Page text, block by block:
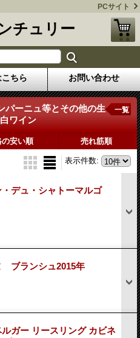
PCサイト
チュリー
ちら お問い合わせ
パーニュ等とその他の生
ワイン
一覧
の安い順 売れ筋順
表示件数:
デュ・シャトーマルゴ
ブランシュ2015年
ガー リースリング カビネ